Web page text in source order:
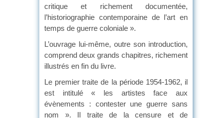
critique et richement documentée,
l’historiographie contemporaine de l’art en
temps de guerre coloniale ».
L’ouvrage lui-même, outre son introduction,
comprend deux grands chapitres, richement
illustrés en fin du livre.
Le premier traite de la période 1954-1962, il
est intitulé « les artistes face aux
évènements : contester une guerre sans
nom ». Il traite de la censure et de